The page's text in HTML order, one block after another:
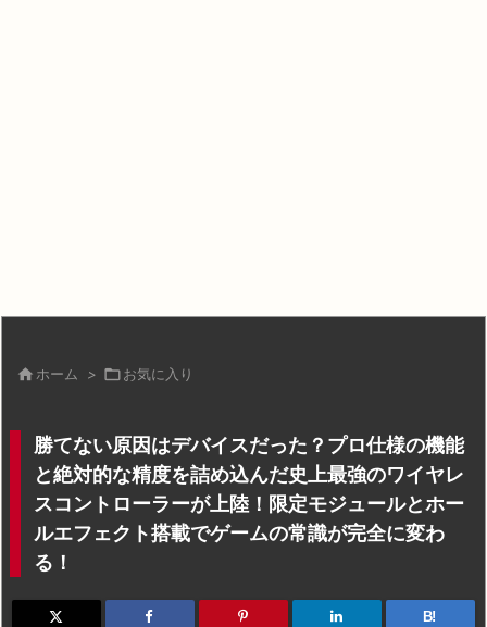
 ホーム > お気に入り
勝てない原因はデバイスだった？プロ仕様の機能
と絶対的な精度を詰め込んだ史上最強のワイヤレ
スコントローラーが上陸！限定モジュールとホー
ルエフェクト搭載でゲームの常識が完全に変わ
る！
B!